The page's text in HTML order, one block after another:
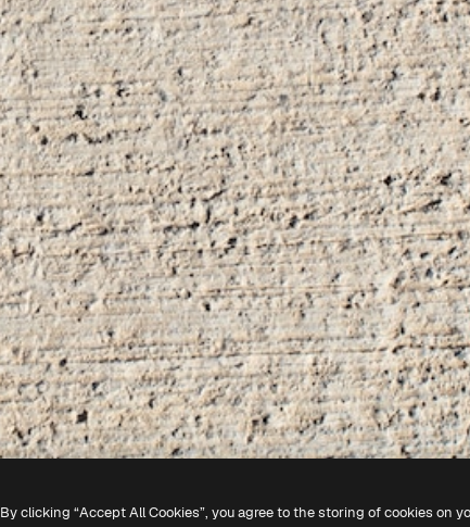
By clicking “Accept All Cookies”, you agree to the storing of cookies on